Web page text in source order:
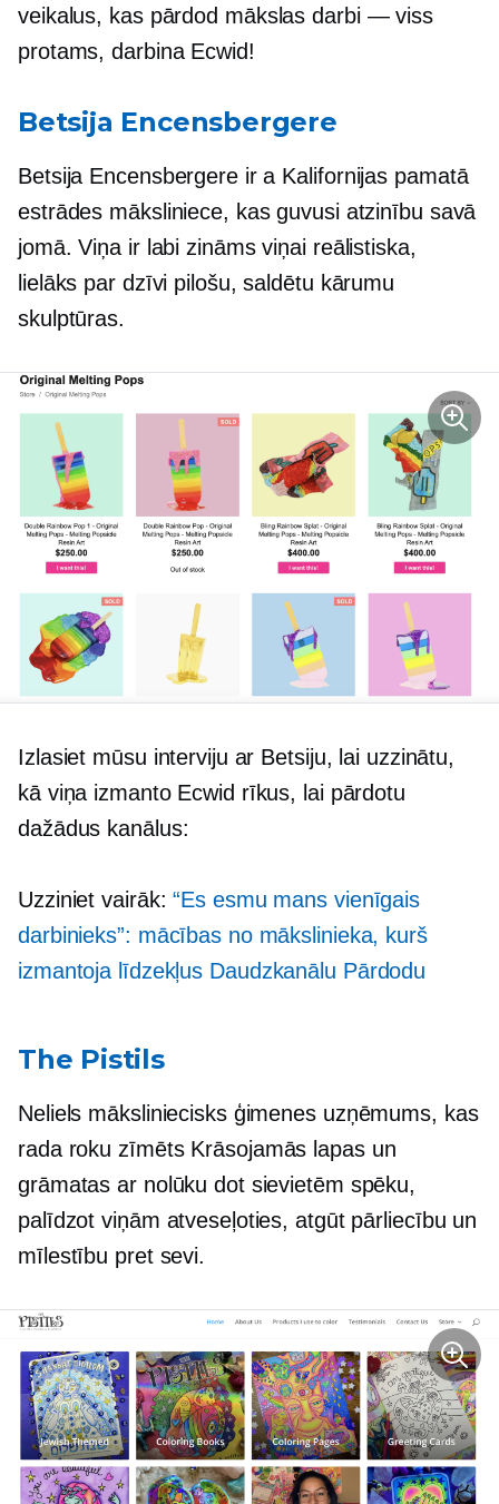
veikalus, kas pārdod mākslas darbi — viss
protams, darbina Ecwid!
Betsija Encensbergere
Betsija Encensbergere ir a Kalifornijas pamatā
estrādes māksliniece, kas guvusi atzinību savā
jomā. Viņa ir labi zināmsviņai reālistiska,
lielāks par dzīvi pilošu, saldētu kārumu
skulptūras.
Izlasiet mūsu interviju ar Betsiju, lai uzzinātu,
kā viņa izmanto Ecwid rīkus, lai pārdotu
dažādus kanālus:
Uzziniet vairāk:“Es esmu mans vienīgais
darbinieks”: mācības no mākslinieka, kurš
izmantoja līdzekļus Daudzkanālu Pārdodu
The Pistils
Neliels māksliniecisks ģimenes uzņēmums, kas
rada roku zīmētsKrāsojamās lapas un
grāmatas ar nolūku dot sievietēm spēku,
palīdzot viņām atveseļoties, atgūt pārliecību un
mīlestību pret sevi.